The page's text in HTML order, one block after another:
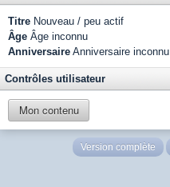
Titre Nouveau / peu actif
Âge Âge inconnu
Anniversaire Anniversaire inconnu
Contrôles utilisateur
Mon contenu
Version complète